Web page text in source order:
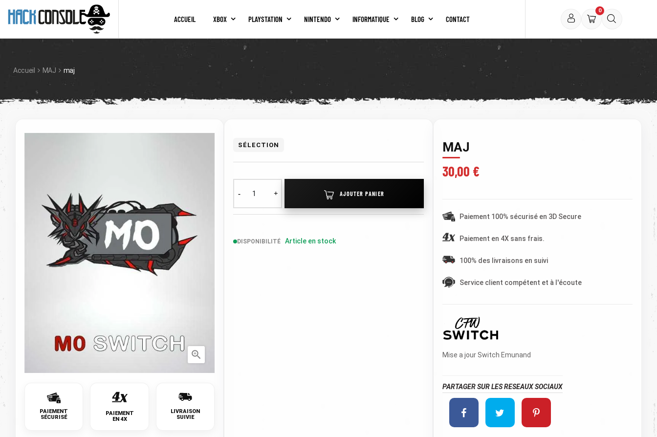
ACCUEIL XBOX PLAYSTATION NINTENDO INFORMATIQUE BLOG CONTACT
0
Accueil MAJ maj

PAIEMENT
SÉCURISÉ
PAIEMENT
EN 4X
LIVRAISON
SUIVIE
SÉLECTION
AJOUTER PANIER
DISPONIBILITÉ Article en stock
MAJ
30,00 €
Paiement 100% sécurisé en 3D Secure
Paiement en 4X sans frais.
100% des livraisons en suivi
Service client compétent et à l'écoute
Mise a jour Switch Emunand
PARTAGER SUR LES RESEAUX SOCIAUX